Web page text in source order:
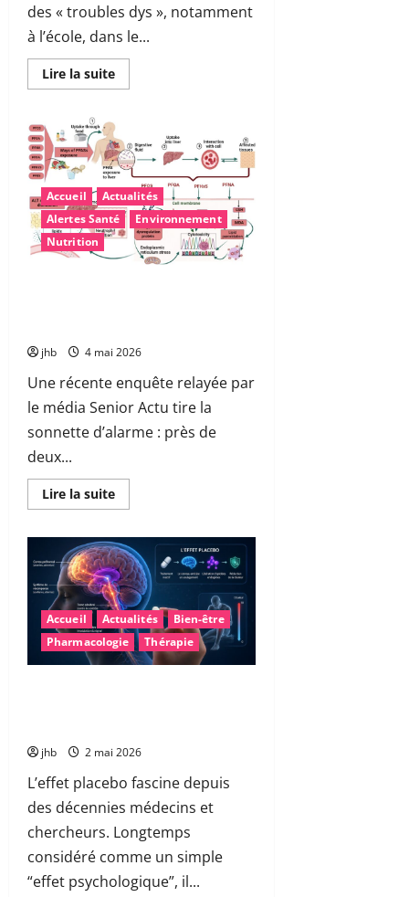
des « troubles dys », notamment
à l’école, dans le...
Lire la suiteEn
savoir
Les
troubles
«
dys
»
:
mieux
comprendre
pour
mieux
accompagner
Accueil
Actualités
Alertes Santé
Environnement
Nutrition
jhb 4 mai 2026
Une récente enquête relayée par
le média Senior Actu tire la
sonnette d’alarme : près de
deux...
Lire la suiteEn
savoir
Polluants
éternels
dans
nos
assiettes
:
comment
réduire
les
pesticides
Accueil Actualités
Bien-être
Pharmacologie
Thérapie
jhb 2 mai 2026
L’effet placebo fascine depuis
des décennies médecins et
chercheurs. Longtemps
considéré comme un simple
“effet psychologique”, il...